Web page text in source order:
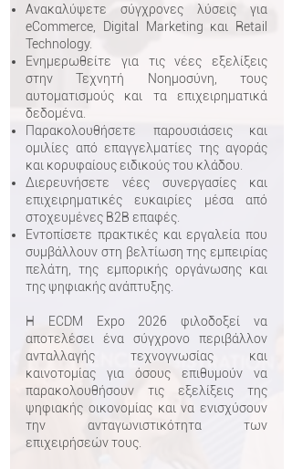
Ανακαλύψετε σύγχρονες λύσεις για
eCommerce, Digital Marketing και Retail
Technology.
Ενημερωθείτε για τις νέες εξελίξεις
στην Τεχνητή Νοημοσύνη, τους
αυτοματισμούς και τα επιχειρηματικά
δεδομένα.
Παρακολουθήσετε παρουσιάσεις και
ομιλίες από επαγγελματίες της αγοράς
και κορυφαίους ειδικούς του κλάδου.
Διερευνήσετε νέες συνεργασίες και
επιχειρηματικές ευκαιρίες μέσα από
στοχευμένες B2B επαφές.
Εντοπίσετε πρακτικές και εργαλεία που
συμβάλλουν στη βελτίωση της εμπειρίας
πελάτη, της εμπορικής οργάνωσης και
της ψηφιακής ανάπτυξης.
Η ECDM Expo 2026 φιλοδοξεί να
αποτελέσει ένα σύγχρονο περιβάλλον
ανταλλαγής τεχνογνωσίας και
καινοτομίας για όσους επιθυμούν να
παρακολουθήσουν τις εξελίξεις της
ψηφιακής οικονομίας και να ενισχύσουν
την ανταγωνιστικότητα των
επιχειρήσεών τους.